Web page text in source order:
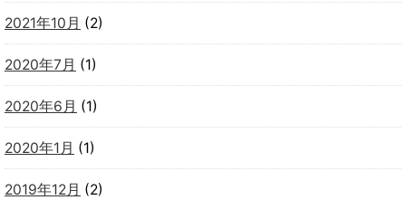
2021年10月 (2)
2020年7月 (1)
2020年6月 (1)
2020年1月 (1)
2019年12月 (2)